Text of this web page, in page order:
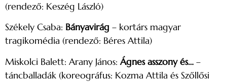
(rendező: Keszég László)
Székely Csaba: Bányavirág – kortárs magyar
tragikomédia (rendező: Béres Attila)
Miskolci Balett: Arany János:Ágnes asszony és… –
táncballadák (koreográfus: Kozma Attila és Szőllősi